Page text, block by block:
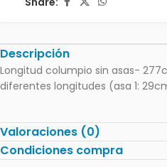
Descripción
Longitud columpio sin asas-
diferentes longitudes (asa 1:
Valoraciones (0)
Condiciones compra